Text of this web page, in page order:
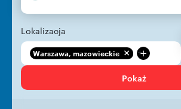
Lokalizacja
Warszawa, mazowieckie +
Pokaż